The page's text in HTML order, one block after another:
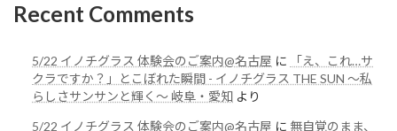
Recent Comments
5/22 イノチグラス 体験会のご案内@名古屋 に
「え、これ…サ
クラですか？」とこぼれた瞬間 - イノチグラス THE SUN 〜私
らしさサンサンと輝く〜 岐阜・愛知 より
5/22 イノチグラス 体験会のご案内@名古屋 に 無自覚のまま、